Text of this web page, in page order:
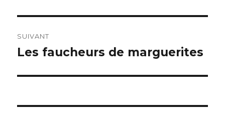
SUIVANT
Article
Les faucheurs de marguerites